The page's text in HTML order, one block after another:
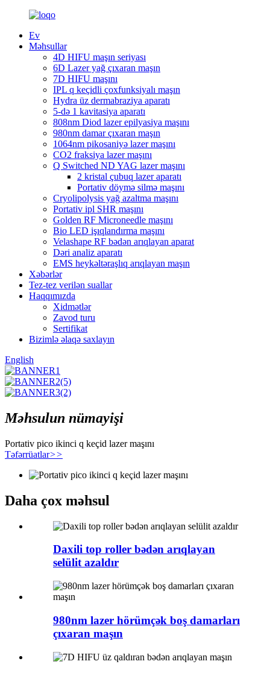
Ev
Məhsullar
4D HIFU maşın seriyası
6D Lazer yağ çıxaran maşın
7D HIFU maşını
IPL q keçidli çoxfunksiyalı maşın
Hydra üz dermabraziya aparatı
5-də 1 kavitasiya aparatı
808nm Diod lazer epilyasiya maşını
980nm damar çıxaran maşın
1064nm pikosaniyə lazer maşını
CO2 fraksiya lazer maşını
Q Switched ND YAG lazer maşını
2 kristal çubuq lazer aparatı
Portativ döymə silmə maşını
Cryolipolysis yağ azaltma maşını
Portativ ipl SHR maşını
Golden RF Microneedle maşını
Bio LED işıqlandırma maşını
Velashape RF bədən arıqlayan aparat
Dəri analiz aparatı
EMS heykəltəraşlıq arıqlayan maşın
Xəbərlər
Tez-tez verilən suallar
Haqqımızda
Xidmətlər
Zavod turu
Sertifikat
Bizimlə əlaqə saxlayın
English
Məhsulun nümayişi
Portativ pico ikinci q keçid lazer maşını
Təfərrüatlar>>
Daha çox məhsul
Daxili top roller bədən arıqlayan
selülit azaldır
980nm lazer hörümçək boş damarları
çıxaran maşın